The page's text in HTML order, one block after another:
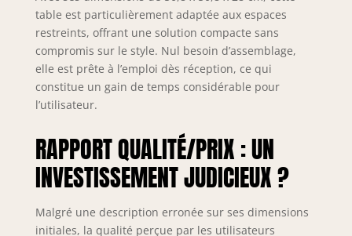
table est particulièrement adaptée aux espaces
restreints, offrant une solution compacte sans
compromis sur le style. Nul besoin d’assemblage,
elle est prête à l’emploi dès réception, ce qui
constitue un gain de temps considérable pour
l’utilisateur.
RAPPORT QUALITÉ/PRIX : UN
INVESTISSEMENT JUDICIEUX ?
Malgré une description erronée sur ses dimensions
initiales, la qualité perçue par les utilisateurs